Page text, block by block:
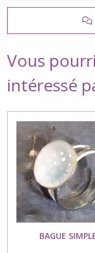
Vous
intéressé
BAGUE